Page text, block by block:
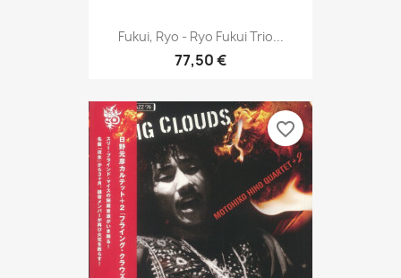
Fukui, Ryo - Ryo Fukui Trio...
77,50 €
favorite_border